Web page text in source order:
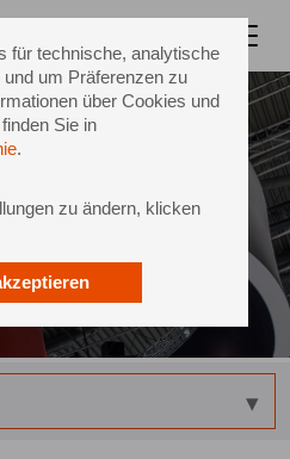
für technische, analytische
um Präferenzen zu
über Cookies und
Sie in
.
zu ändern, klicken
taking place?